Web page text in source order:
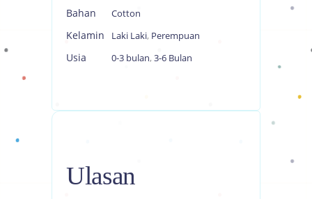
Bahan Cotton
Kelamin Laki Laki, Perempuan
Usia 0-3 bulan, 3-6 Bulan
Ulasan